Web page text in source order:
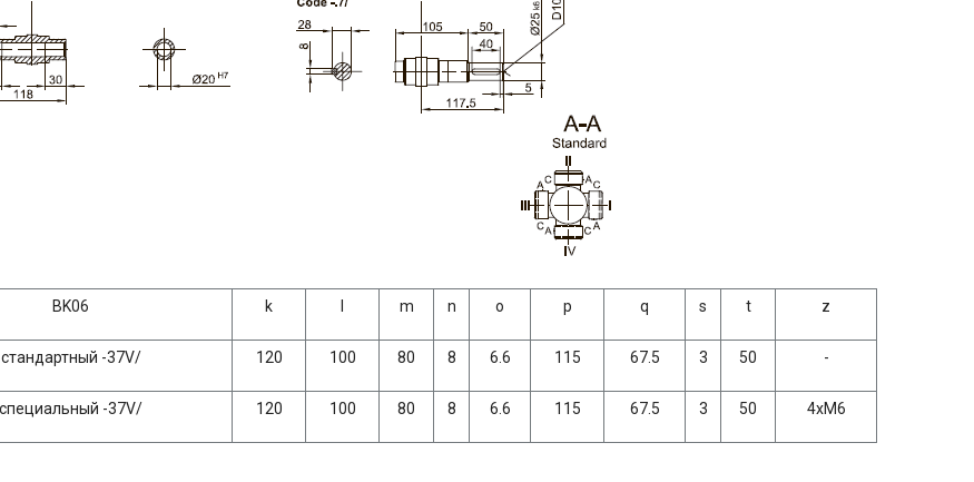
BK06 k m n o р q s t z
стандартный -37V/ 120 100 80 8 6.6 115 67.5 3 50 -
специальный -37V/ 120 100 80 8 6.6 115 67.5 3 50 4хМ6